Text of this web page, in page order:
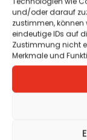
und/oder darauf
zustimmen, können
eindeutige IDs auf
Zustimmung nicht
Merkmale und
St.
St.